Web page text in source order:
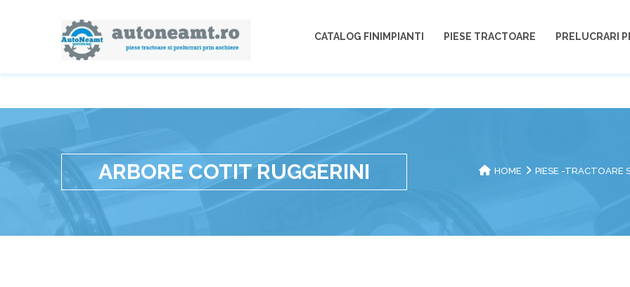
CATALOG FINIMPIANTI PIESE TRACTOARE PRELUCRARI
ARBORE COTIT RUGGERINI HOME PIESE -TRACTOARE